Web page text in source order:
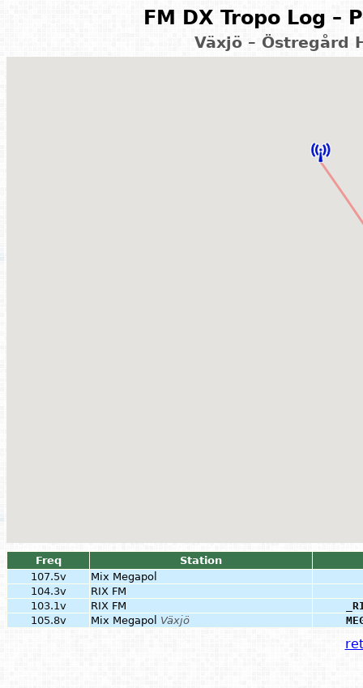
FM DX Tropo Log –
Växjö – Östregård
Freq
Station
107.5v
Mix Megapol
104.3v
RIX FM
103.1v
RIX FM
105.8v
Mix Megapol Växjö